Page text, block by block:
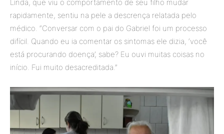
Linda, que viu o comportamento de seu filho mudar
rapidamente, sentiu na pele a descrença relatada pelo
médico. “Conversar com o pai do Gabriel foi um processo
difícil. Quando eu ia comentar os sintomas ele dizia, ‘você
está procurando doença’, sabe? Eu ouvi muitas coisas no
início. Fui muito desacreditada.”